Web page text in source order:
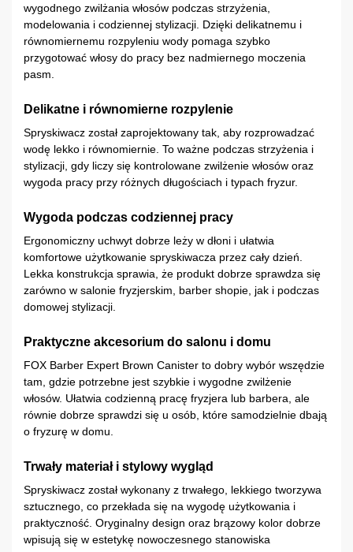
wygodnego zwilżania włosów podczas strzyżenia,
modelowania i codziennej stylizacji. Dzięki delikatnemu i
równomiernemu rozpyleniu wody pomaga szybko
przygotować włosy do pracy bez nadmiernego moczenia
pasm.
Delikatne i równomierne rozpylenie
Spryskiwacz został zaprojektowany tak, aby rozprowadzać
wodę lekko i równomiernie. To ważne podczas strzyżenia i
stylizacji, gdy liczy się kontrolowane zwilżenie włosów oraz
wygoda pracy przy różnych długościach i typach fryzur.
Wygoda podczas codziennej pracy
Ergonomiczny uchwyt dobrze leży w dłoni i ułatwia
komfortowe użytkowanie spryskiwacza przez cały dzień.
Lekka konstrukcja sprawia, że produkt dobrze sprawdza się
zarówno w salonie fryzjerskim, barber shopie, jak i podczas
domowej stylizacji.
Praktyczne akcesorium do salonu i domu
FOX Barber Expert Brown Canister to dobry wybór wszędzie
tam, gdzie potrzebne jest szybkie i wygodne zwilżenie
włosów. Ułatwia codzienną pracę fryzjera lub barbera, ale
równie dobrze sprawdzi się u osób, które samodzielnie dbają
o fryzurę w domu.
Trwały materiał i stylowy wygląd
Spryskiwacz został wykonany z trwałego, lekkiego tworzywa
sztucznego, co przekłada się na wygodę użytkowania i
praktyczność. Oryginalny design oraz brązowy kolor dobrze
wpisują się w estetykę nowoczesnego stanowiska